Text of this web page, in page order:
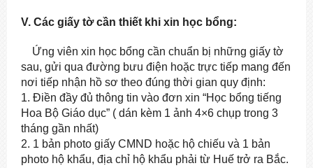
V. Các giấy tờ cần thiết khi xin học bổng:
Ứng viên xin học bổng cần chuẩn bị những giấy tờ
sau, gửi qua đường bưu điện hoặc trực tiếp mang đến
nơi tiếp nhận hồ sơ theo đúng thời gian quy định:
1. Điền đầy đủ thông tin vào đơn xin “Học bổng tiếng
Hoa Bộ Giáo dục” ( dán kèm 1 ảnh 4×6 chụp trong 3
tháng gần nhất)
2. 1 bản photo giấy CMND hoặc hộ chiếu và 1 bản
photo hộ khẩu, địa chỉ hộ khẩu phải từ Huế trở ra Bắc.